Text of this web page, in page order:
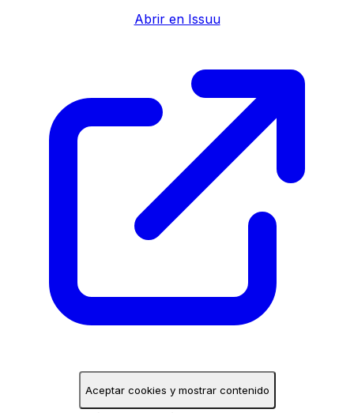
Abrir en Issuu
Aceptar cookies y mostrar contenido